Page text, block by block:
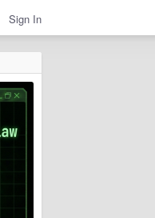
Sign In